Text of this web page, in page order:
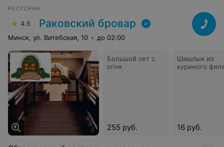
РЕСТОРАН
4.5 Раковский бровар
Минск, ул. Витебская, 10 до 02:00
Большой сет с
огня
255 руб.
Шашлык из
куриного
16 руб.